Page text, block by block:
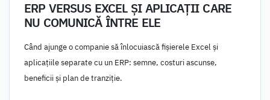
ERP VERSUS EXCEL ȘI APLICAȚII CARE
NU COMUNICĂ ÎNTRE ELE
Când ajunge o companie să înlocuiască fișierele Excel și
aplicațiile separate cu un ERP: semne, costuri ascunse,
beneficii și plan de tranziție.